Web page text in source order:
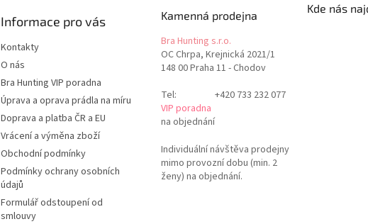
Informace pro vás
Kontakty
O nás
Bra Hunting VIP poradna
Úprava a oprava prádla na míru
Doprava a platba ČR a EU
Vrácení a výměna zboží
Obchodní podmínky
Podmínky ochrany osobních
údajů
Formulář odstoupení od
smlouvy
Kamenná prodejna
Bra Hunting s.r.o.
OC Chrpa, Krejnická 2021/1
148 00 Praha 11 - Chodov
Tel:
+420 733 232 077
VIP poradna
na objednání
Individuální návštěva prodejny
mimo provozní dobu (min. 2
ženy) na objednání.
Kde nás